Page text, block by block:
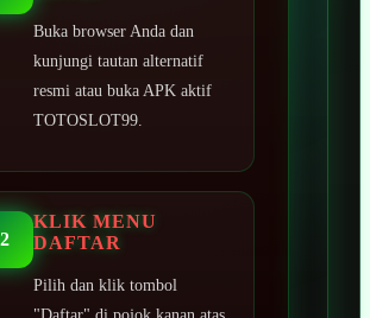
Buka browser Anda dan
kunjungi tautan alternatif
resmi atau buka APK aktif
TOTOSLOT99.
2
KLIK MENU
DAFTAR
Pilih dan klik tombol